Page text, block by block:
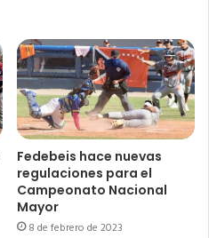
Fedebeis hace nuevas
regulaciones para el
Campeonato Nacional
Mayor
8 de febrero de 2023